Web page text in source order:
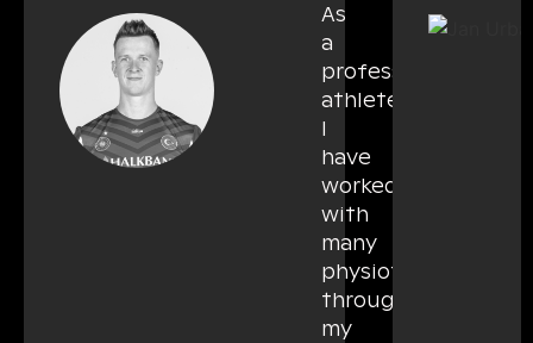
As
a
professional
athlete,
I
have
worked
with
many
physiotherapists
throughout
my